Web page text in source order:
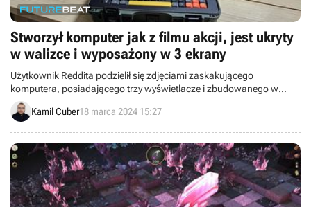
Stworzył komputer jak z filmu akcji, jest ukryty
w walizce i wyposażony w 3 ekrany
Użytkownik Reddita podzielił się zdjęciami zaskakującego
komputera, posiadającego trzy wyświetlacze i zbudowanego w
środku walizki.
Kamil Cuber18 marca 2024 15:27